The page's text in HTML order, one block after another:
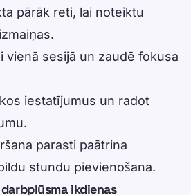
pārāk reti, lai noteiktu
vienā sesijā un zaudē fokusa
iestatījumus un radot
parasti paātrina
stundu pievienošana.
ikdienas